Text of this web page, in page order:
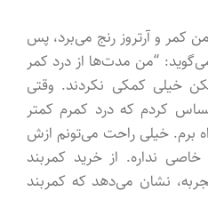
کمر و آرتروز رنج می‌برد، پس
می‌گوید: “من مدت‌ها از درد کمر
خیلی کمکی نکردند. وقتی
کردم که درد کمرم کمتر
برم. خیلی راحت می‌تونم ازش
نداره. از خرید کمربند
نشان می‌دهد که کمربند